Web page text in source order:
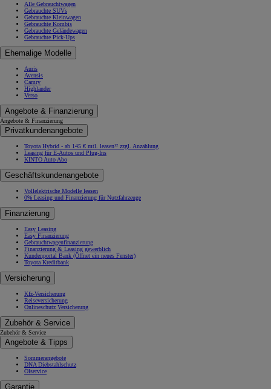
Alle Gebrauchtwagen
Gebrauchte SUVs
Gebrauchte Kleinwagen
Gebrauchte Kombis
Gebrauchte Geländewagen
Gebrauchte Pick-Ups
Ehemalige Modelle
Auris
Avensis
Camry
Highlander
Verso
Angebote & Finanzierung
Angebote & Finanzierung
Privatkundenangebote
Toyota Hybrid - ab 145 € mtl. leasen¹² zzgl. Anzahlung
Leasing für E-Autos und Plug-Ins
KINTO Auto Abo
Geschäftskundenangebote
Vollelektrische Modelle leasen
0% Leasing und Finanzierung für Nutzfahrzeuge
Finanzierung
Easy Leasing
Easy Finanzierung
Gebrauchtwagenfinanzierung
Finanzierung & Leasing gewerblich
Kundenportal Bank (Öffnet ein neues Fenster)
Toyota Kreditbank
Versicherung
Kfz-Versicherung
Reiseversicherung
Onlineschutz Versicherung
Zubehör & Service
Zubehör & Service
Angebote & Tipps
Sommerangebote
DNA Diebstahlschutz
Ölservice
Garantie